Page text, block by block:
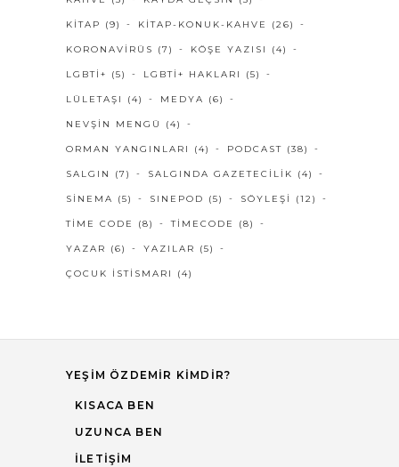
KITAP (9) KITAP-KONUK-KAHVE (26)
KORONAVIRÜS (7) KÖŞE YAZISI (4)
LGBTI+ (5) LGBTI+ HAKLARI (5)
LÜLETAŞI (4) MEDYA (6)
NEVŞIN MENGÜ (4)
ORMAN YANGINLARI (4) PODCAST (38)
SALGIN (7) SALGINDA GAZETECILIK (4)
SINEMA (5) SINEPOD (5) SÖYLEŞI (12)
TIME CODE (8) TIMECODE (8)
YAZAR (6) YAZILAR (5)
ÇOCUK İSTISMARI (4)
YEŞIM ÖZDEMIR KIMDIR?
KISACA BEN
UZUNCA BEN
İLETIŞIM